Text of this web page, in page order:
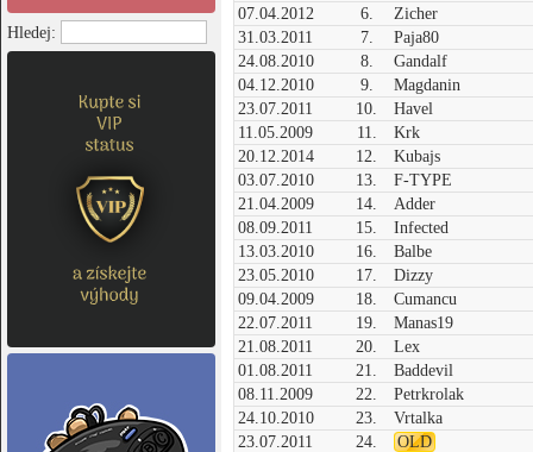
Hledej:
07.04.2012
6.
Zicher
31.03.2011
7.
Paja80
24.08.2010
8.
Gandalf
04.12.2010
9.
Magdanin
23.07.2011
10.
Havel
11.05.2009
11.
Krk
20.12.2014
12.
Kubajs
03.07.2010
13.
F-TYPE
21.04.2009
14.
Adder
08.09.2011
15.
Infected
13.03.2010
16.
Balbe
23.05.2010
17.
Dizzy
09.04.2009
18.
Cumancu
22.07.2011
19.
Manas19
21.08.2011
20.
Lex
01.08.2011
21.
Baddevil
08.11.2009
22.
Petrkrolak
24.10.2010
23.
Vrtalka
23.07.2011
24.
OLD